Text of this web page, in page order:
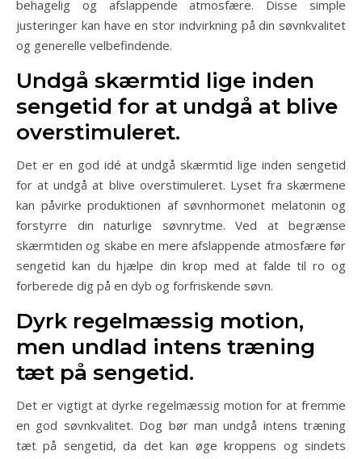
behagelig og afslappende atmosfære. Disse simple
justeringer kan have en stor indvirkning på din søvnkvalitet
og generelle velbefindende.
Undgå skærmtid lige inden
sengetid for at undgå at blive
overstimuleret.
Det er en god idé at undgå skærmtid lige inden sengetid
for at undgå at blive overstimuleret. Lyset fra skærmene
kan påvirke produktionen af søvnhormonet melatonin og
forstyrre din naturlige søvnrytme. Ved at begrænse
skærmtiden og skabe en mere afslappende atmosfære før
sengetid kan du hjælpe din krop med at falde til ro og
forberede dig på en dyb og forfriskende søvn.
Dyrk regelmæssig motion,
men undlad intens træning
tæt på sengetid.
Det er vigtigt at dyrke regelmæssig motion for at fremme
en god søvnkvalitet. Dog bør man undgå intens træning
tæt på sengetid, da det kan øge kroppens og sindets